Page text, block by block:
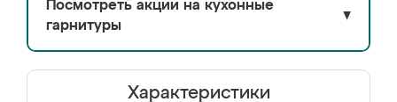
Посмотреть акции на кухонные
гарнитуры
▼
Характеристики